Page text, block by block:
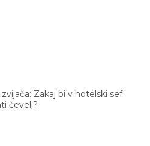
zvijača: Zakaj bi v hotelski sef
čevelj?